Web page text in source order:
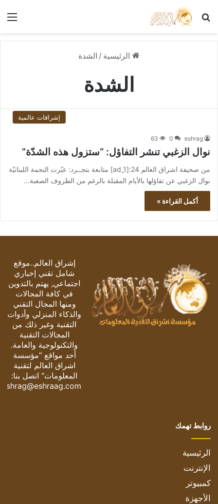
بحث عن
الرئيسية / الشدة
الشدة
إشراقات عالمية
eshrag
0
63
نوال الزغبي تنشر التفاؤل: “ستزول هذه الشدّة”
من صحيفة اشراق العالم 24:[ad_1] متابعة بتجــرد: عبّرت النجمة اللبنانيّة
نوال الزغبي عن تفاؤلها بالأيام المقبلة بالرغم من الظروف الصعبة…
أكمل القراءة »
إشراق العالم..موقع
شامل تقني إخباري
اجتماعي, يهتم بالتدوين
في كافة المجالات
ومنها المجال التقني
والذكاء المنزلي وأدوات
التقنية وغير ذلك من
المجالات التقنية
والتكنولوجية والعامة.
أحد مواقع "مؤسسة
اشراق العالم لتقنية
المعلومات" اتصل بنا:
eshrag@eshraag.com
روابط تهمك
الرئيسية
الإنترنت
كمبيوتر
الأجهزة